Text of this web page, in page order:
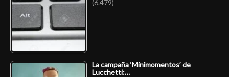
(6.479)
La campaña ‘Minimomentos’ de
Lucchetti:…